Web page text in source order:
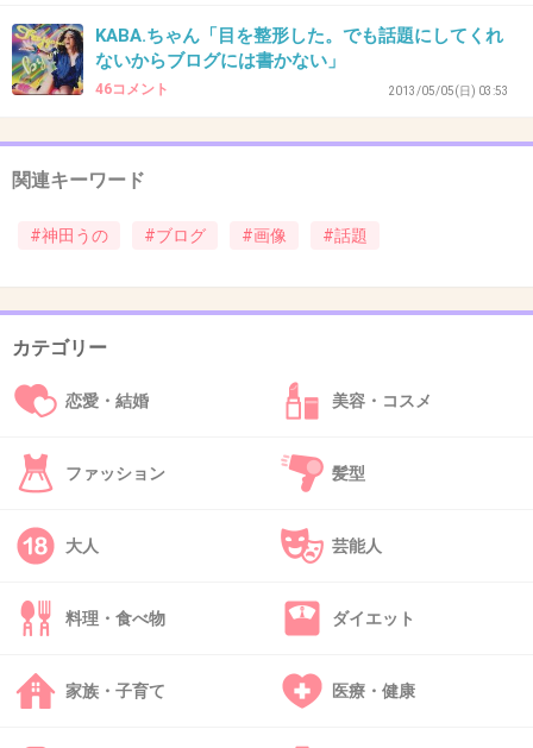
35. 匿名2013/06/20(木) 14:37:52
手を後ろの方でついてるだけじゃん。
+35
27さん、
後ろ手に手をついてて、左腕で手の甲が隠れて
KABA.ちゃん「目を整形した。でも話題にしてくれ
ないからブログには書かない」
46コメント 2013/05/05(日) 03:53
関連キーワード
#神田うの #ブログ #画像 #話題
カテゴリー
恋愛・結婚 美容・コスメ
ファッション 髪型
大人 芸能人
料理・食べ物 ダイエット
家族・子育て 医療・健康